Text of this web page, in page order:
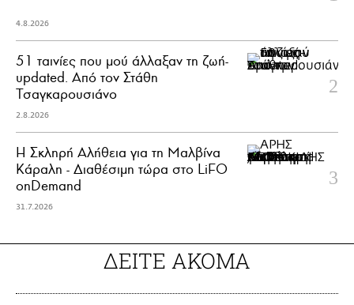
4.8.2026
51 ταινίες που μού άλλαξαν τη ζωή-
updated. Aπό τον Στάθη
Τσαγκαρουσιάνο
2.8.2026
Η Σκληρή Αλήθεια για τη Μαλβίνα
Κάραλη - Διαθέσιμη τώρα στo LiFO
onDemand
31.7.2026
ΔΕΙΤΕ ΑΚΟΜΑ